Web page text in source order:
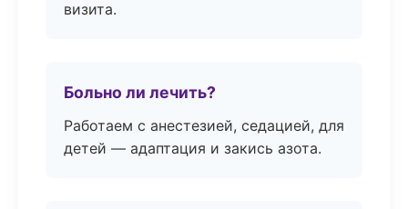
визита.
Больно ли лечить?
Работаем с анестезией, седацией, для
детей — адаптация и закись азота.